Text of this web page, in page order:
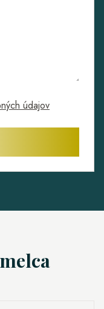
údajov